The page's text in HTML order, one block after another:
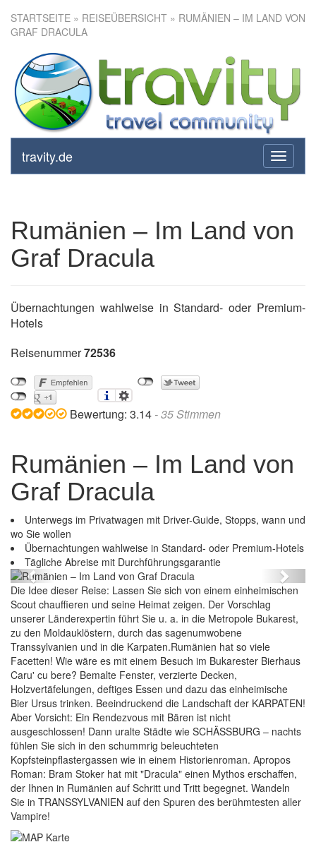
STARTSEITE » REISEÜBERSICHT » RUMÄNIEN – IM LAND VON
GRAF DRACULA
toggle
travity.de
Rumänien – Im Land von Graf
Dracula
Rumänien – Im Land von
Graf Dracula
Übernachtungen wahlweise in Standard- oder Premium-
Hotels
Reisenummer72536
Bewertung: 3.14 -35Stimmen
Rumänien – Im Land von
Graf Dracula
Unterwegs im Privatwagen mit Driver-Guide, Stopps, wann und
wo Sie wollen
Übernachtungen wahlweise in Standard- oder Premium-Hotels
Tägliche Abreise mit Durchführungsgarantie
Rumänien – Im Land von Graf Dracula
Previous Next
Die Idee dieser Reise: Lassen Sie sich von einem einheimischen
Scout chauffieren und seine Heimat zeigen. Der Vorschlag
unserer Länderexpertin führt Sie u. a. in die Metropole Bukarest,
zu den Moldauklöstern, durch das sagenumwobene
Transsylvanien und in die Karpaten.Rumänien hat so viele
Facetten! Wie wäre es mit einem Besuch im Bukarester Bierhaus
Caru' cu bere? Bemalte Fenster, verzierte Decken,
Holzvertäfelungen, deftiges Essen und dazu das einheimische
Bier Ursus trinken. Beeindruckend die Landschaft der KARPATEN!
Aber Vorsicht: Ein Rendezvous mit Bären ist nicht
ausgeschlossen! Dann uralte Städte wie SCHÄSSBURG – nachts
fühlen Sie sich in den schummrig beleuchteten
Kopfsteinpflastergassen wie in einem Historienroman. Apropos
Roman: Bram Stoker hat mit "Dracula" einen Mythos erschaffen,
der Ihnen in Rumänien auf Schritt und Tritt begegnet. Wandeln
Sie in TRANSSYLVANIEN auf den Spuren des berühmtesten aller
Vampire!